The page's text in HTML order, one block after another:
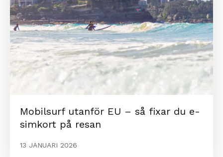
Mobilsurf utanför EU – så fixar du e-
simkort på resan
13 JANUARI 2026